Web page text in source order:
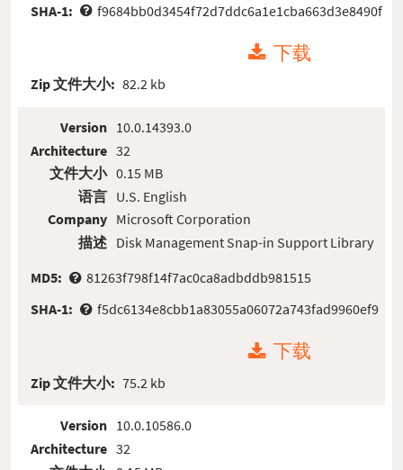
SHA-1:
f9684bb0d3454f72d7ddc6a1e1cba663d3e8490f
下载
Zip 文件大小: 82.2 kb
Version
Architecture
文件大小
语言
Company
描述
10.0.14393.0
32
0.15 MB
U.S. English
Microsoft Corporation
Disk Management Snap-in Support Library
MD5:
81263f798f14f7ac0ca8adbddb981515
SHA-1:
f5dc6134e8cbb1a83055a06072a743fad9960ef9
下载
Zip 文件大小: 75.2 kb
Version
Architecture
10.0.10586.0
32